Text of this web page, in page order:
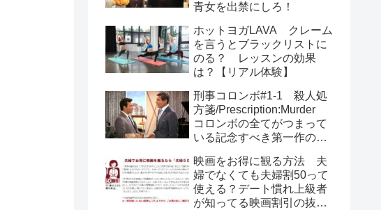
青女を出禁にしろ！
ホットヨガLAVA クレーム
を言うとブラックリストに
のる？ レッスンの効果
は？【リアル体験】
刑事コロンボ#1-1 殺人処
方箋/Prescription:Murder
コロンボの全てがつまって
いる記念すべき第一作のあ
映画をお得に観る方法 夫
婦でなくても夫婦割50って
使える？デート慣れ上級者
が知ってる映画割引の抜け